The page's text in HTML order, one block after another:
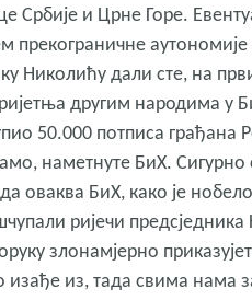
Србије и Црне Горе.
Николићу дали сте, на
другим народима у
50.000 потписа грађана
наметнуте БиХ. Сигурно
оваква БиХ, како је
ријечи
злонамјерно
из, тада свима нама